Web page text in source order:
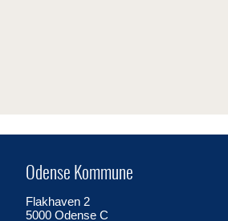
Odense Kommune
Flakhaven 2
5000 Odense C